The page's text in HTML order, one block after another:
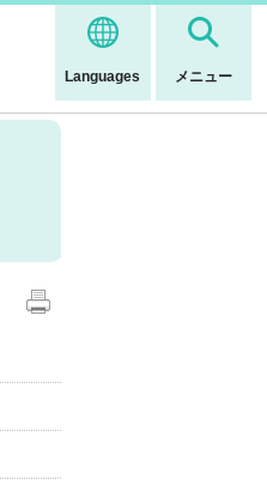
Languages メニュー